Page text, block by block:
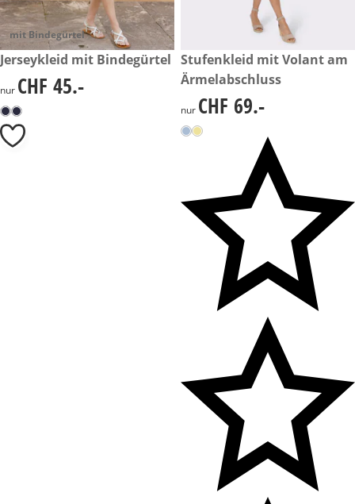
mit Bindegürtel
CHF 45.-
Jerseykleid mit Bindegürtel
CHF 45.-
nur CHF 45.-
CHF 69.-
Stufenkleid mit Volant am
Ärmelabschluss
CHF 69.-
nur CHF 69.-